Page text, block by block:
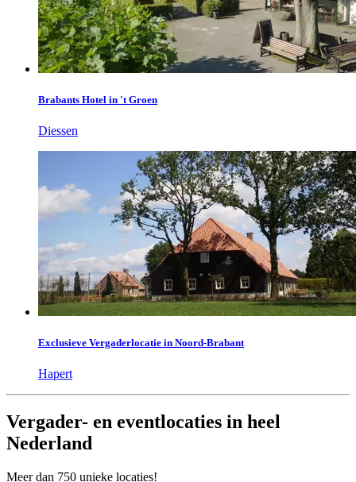
Brabants Hotel in 't Groen
Diessen
Exclusieve Vergaderlocatie in Noord-Brabant
Hapert
Vergader- en eventlocaties in heel
Nederland
Meer dan 750 unieke locaties!